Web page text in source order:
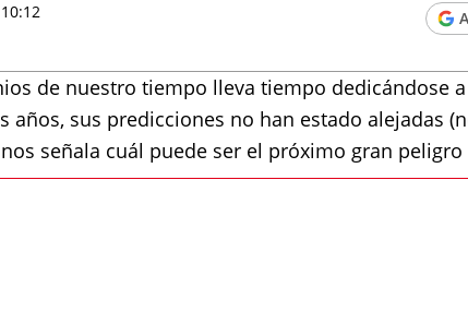
de nuestro tiempo lleva tiempo dedicándose
años, sus predicciones no han estado alejadas
nos señala cuál puede ser el próximo gran